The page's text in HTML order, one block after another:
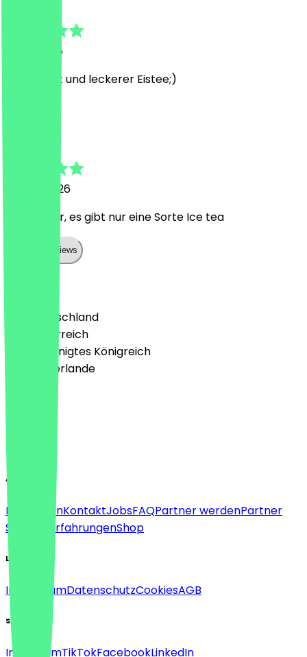
5. Juli 2026
Super nett und leckerer Eistee;)
25. Mai 2026
Alles super, es gibt nur eine Sorte Ice tea
Show all reviews
🇩🇪 Deutschland
🇦🇹 Österreich
🇬🇧 Vereinigtes Königreich
🇳🇱 Niederlande
Deutsch
English
About
Für FirmenKontaktJobsFAQPartner werdenPartner
Support
ErfahrungenShop
Legal
ImpressumDatenschutzCookiesAGB
Social
InstagramTikTokFacebookLinkedIn